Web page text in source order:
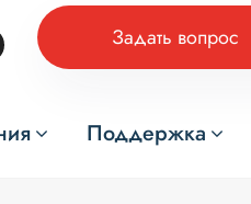
Задать вопрос
Поддержка